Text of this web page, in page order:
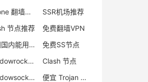
iPhone 翻墙代理软件
SSR机场推荐
节点推荐
免费翻墙VPN
中国国内能用的翻墙VPN推荐
免费SS节点
Shadowrocket 地址
Clash 节点
Shadowsocks 付费节点
便宜 Trojan 购买